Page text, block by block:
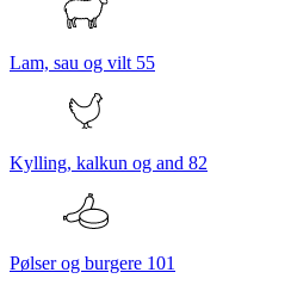
Lam, sau og vilt 55
Kylling, kalkun og and 82
Pølser og burgere 101